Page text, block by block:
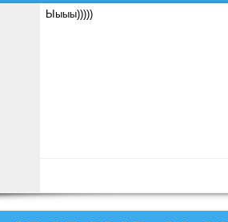
Ыыыы)))))